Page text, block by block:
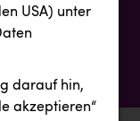
USA) unter
darauf hin,
akzeptieren“